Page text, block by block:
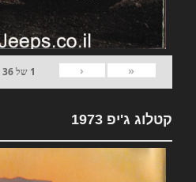
«
‹
1 של36
קטלוג ג'יפ 1973